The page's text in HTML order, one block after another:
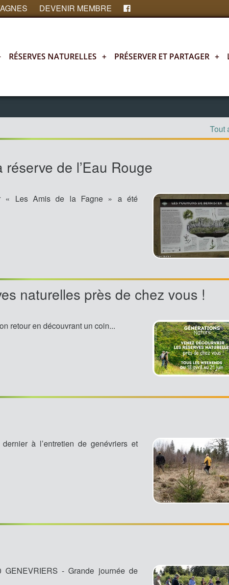
DEVENIR MEMBRE
RÉSERVES NATURELLES + PRÉSERVER ET PARTAGER +
Tout
de l’Eau Rouge
« Les Amis de la Fagne » a été
naturelles près de chez vous !
retour en découvrant un coin...
à l’entretien de genévriers et
- Grande journée de